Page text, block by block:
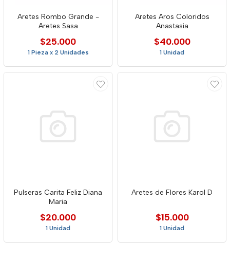
Aretes Rombo Grande -
Aretes Sasa
$25.000
1 Pieza x 2 Unidades
Aretes Aros Coloridos
Anastasia
$40.000
1 Unidad
Pulseras Carita Feliz Diana
Maria
$20.000
1 Unidad
Aretes de Flores Karol D
$15.000
1 Unidad